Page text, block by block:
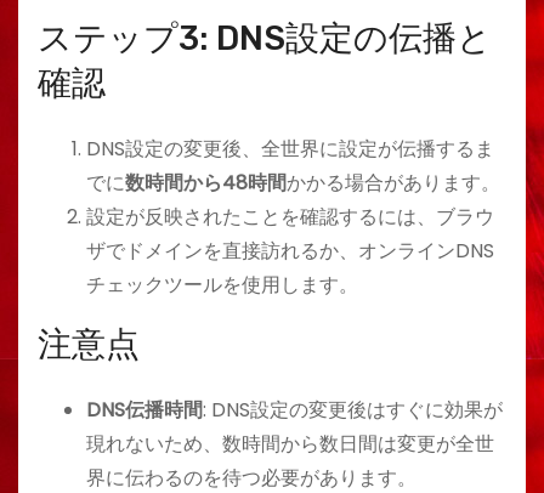
ステップ3: DNS設定の伝播と
確認
DNS設定の変更後、全世界に設定が伝播するま
でに数時間から48時間かかる場合があります。
設定が反映されたことを確認するには、ブラウ
ザでドメインを直接訪れるか、オンラインDNS
チェックツールを使用します。
注意点
DNS伝播時間: DNS設定の変更後はすぐに効果が
現れないため、数時間から数日間は変更が全世
界に伝わるのを待つ必要があります。